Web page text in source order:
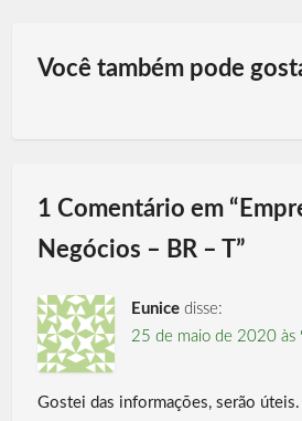
Você também pode
1 Comentário em “
Negócios – BR – T”
Eunice disse:
25 de maio de 2020 às
Gostei das informações, serão